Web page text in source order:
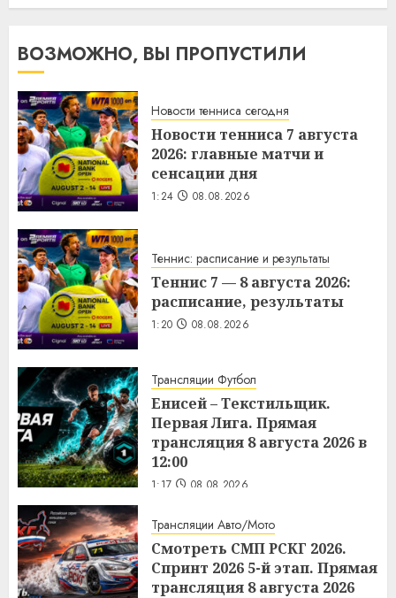
ВОЗМОЖНО, ВЫ ПРОПУСТИЛИ
Новости тенниса сегодня
Новости тенниса 7 августа
2026: главные матчи и
сенсации дня
1:24 08.08.2026
Теннис: расписание и результаты
Теннис 7 — 8 августа 2026:
расписание, результаты
1:20 08.08.2026
Трансляции Футбол
Енисей – Текстильщик.
Первая Лига. Прямая
трансляция 8 августа 2026 в
12:00
1:17 08.08.2026
Трансляции Авто/Мото
Смотреть СМП РСКГ 2026.
Спринт 2026 5-й этап. Прямая
трансляция 8 августа 2026